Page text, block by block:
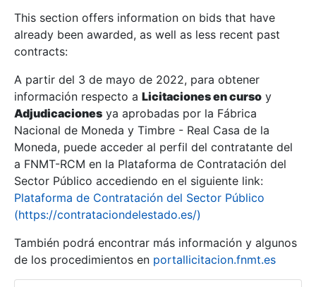
Show/Hide
Show/Hide
This section offers information on bids that have
already been awarded, as well as less recent past
contracts:
A partir del 3 de mayo de 2022, para obtener
información respecto a Licitaciones en curso y
Adjudicaciones ya aprobadas por la Fábrica
Nacional de Moneda y Timbre - Real Casa de la
Moneda, puede acceder al perfil del contratante del
a FNMT-RCM en la Plataforma de Contratación del
Sector Público accediendo en el siguiente link:
Plataforma de Contratación del Sector Público
(https://contrataciondelestado.es/)
También podrá encontrar más información y algunos
de los procedimientos en portallicitacion.fnmt.es